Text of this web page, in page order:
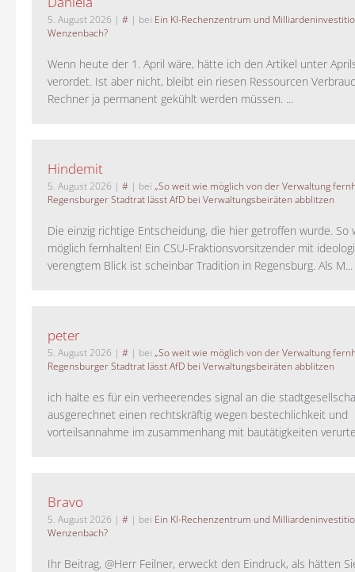
5. August 2026 | # | bei Ein KI-Rechenzentrum und
Wenzenbach?
Wenn heute der 1. April wäre, hätte ich den Artikel unter
verordet. Ist aber nicht, bleibt ein riesen Ressourcen
Rechner ja permanent gekühlt werden müssen. ...
Hindemit
5. August 2026 | # | bei „So weit wie möglich von der Verwaltung
Regensburger Stadtrat lässt AfD bei Verwaltungsbeiräten abblitzen
Die einzig richtige Entscheidung, die hier getroffen wurde. So
möglich fernhalten! Ein CSU-Fraktionsvorsitzender mit
verengtem Blick ist scheinbar Tradition in Regensburg. Als M...
peter
5. August 2026 | # | bei „So weit wie möglich von der Verwaltung
Regensburger Stadtrat lässt AfD bei Verwaltungsbeiräten abblitzen
ich halte es für ein verheerendes signal an die
ausgerechnet einen rechtskräftig wegen bestechlichkeit und
vorteilsannahme im zusammenhang mit bautätigkeiten
Bravo
5. August 2026 | # | bei Ein KI-Rechenzentrum und
Wenzenbach?
Ihr Beitrag, @Herr Feilner, erweckt den Eindruck, als hätten